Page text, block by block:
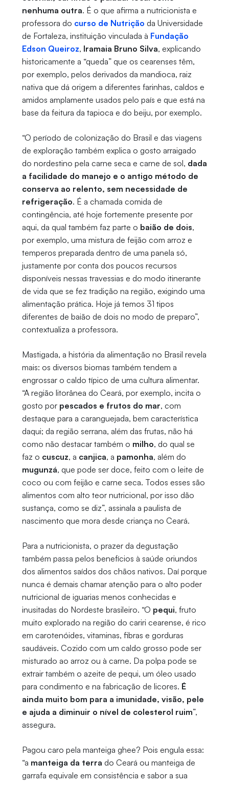
nenhuma outra. É o que afirma a nutricionista e
professora do curso de Nutrição da Universidade
de Fortaleza, instituição vinculada à Fundação
Edson Queiroz, Iramaia Bruno Silva, explicando
historicamente a “queda” que os cearenses têm,
por exemplo, pelos derivados da mandioca, raiz
nativa que dá origem a diferentes farinhas, caldos e
amidos amplamente usados pelo país e que está na
base da feitura da tapioca e do beiju, por exemplo.
“O período de colonização do Brasil e das viagens
de exploração também explica o gosto arraigado
do nordestino pela carne seca e carne de sol, dada
a facilidade do manejo e o antigo método de
conserva ao relento, sem necessidade de
refrigeração. É a chamada comida de
contingência, até hoje fortemente presente por
aqui, da qual também faz parte o baião de dois,
por exemplo, uma mistura de feijão com arroz e
temperos preparada dentro de uma panela só,
justamente por conta dos poucos recursos
disponíveis nessas travessias e do modo itinerante
de vida que se fez tradição na região, exigindo uma
alimentação prática. Hoje já temos 31 tipos
diferentes de baião de dois no modo de preparo”,
contextualiza a professora.
Mastigada, a história da alimentação no Brasil revela
mais: os diversos biomas também tendem a
engrossar o caldo típico de uma cultura alimentar.
“A região litorânea do Ceará, por exemplo, incita o
gosto por pescados e frutos do mar, com
destaque para a caranguejada, bem característica
daqui; da região serrana, além das frutas, não há
como não destacar também o milho, do qual se
faz o cuscuz, a canjica, a pamonha, além do
mugunzá, que pode ser doce, feito com o leite de
coco ou com feijão e carne seca. Todos esses são
alimentos com alto teor nutricional, por isso dão
sustança, como se diz”, assinala a paulista de
nascimento que mora desde criança no Ceará.
Para a nutricionista, o prazer da degustação
também passa pelos benefícios à saúde oriundos
dos alimentos saídos dos chãos nativos. Daí porque
nunca é demais chamar atenção para o alto poder
nutricional de iguarias menos conhecidas e
inusitadas do Nordeste brasileiro. “O pequi, fruto
muito explorado na região do cariri cearense, é rico
em carotenóides, vitaminas, fibras e gorduras
saudáveis. Cozido com um caldo grosso pode ser
misturado ao arroz ou à carne. Da polpa pode se
extrair também o azeite de pequi, um óleo usado
para condimento e na fabricação de licores. É
ainda muito bom para a imunidade, visão, pele
e ajuda a diminuir o nível de colesterol ruim”,
assegura.
Pagou caro pela manteiga ghee? Pois engula essa:
“a manteiga da terra do Ceará ou manteiga de
garrafa equivale em consistência e sabor a sua